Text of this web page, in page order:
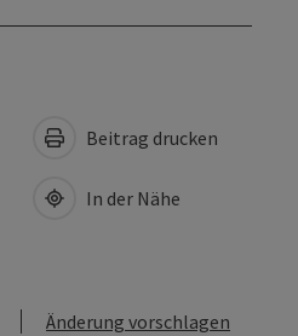
Beitrag drucken
In der Nähe
Änderung vorschlagen